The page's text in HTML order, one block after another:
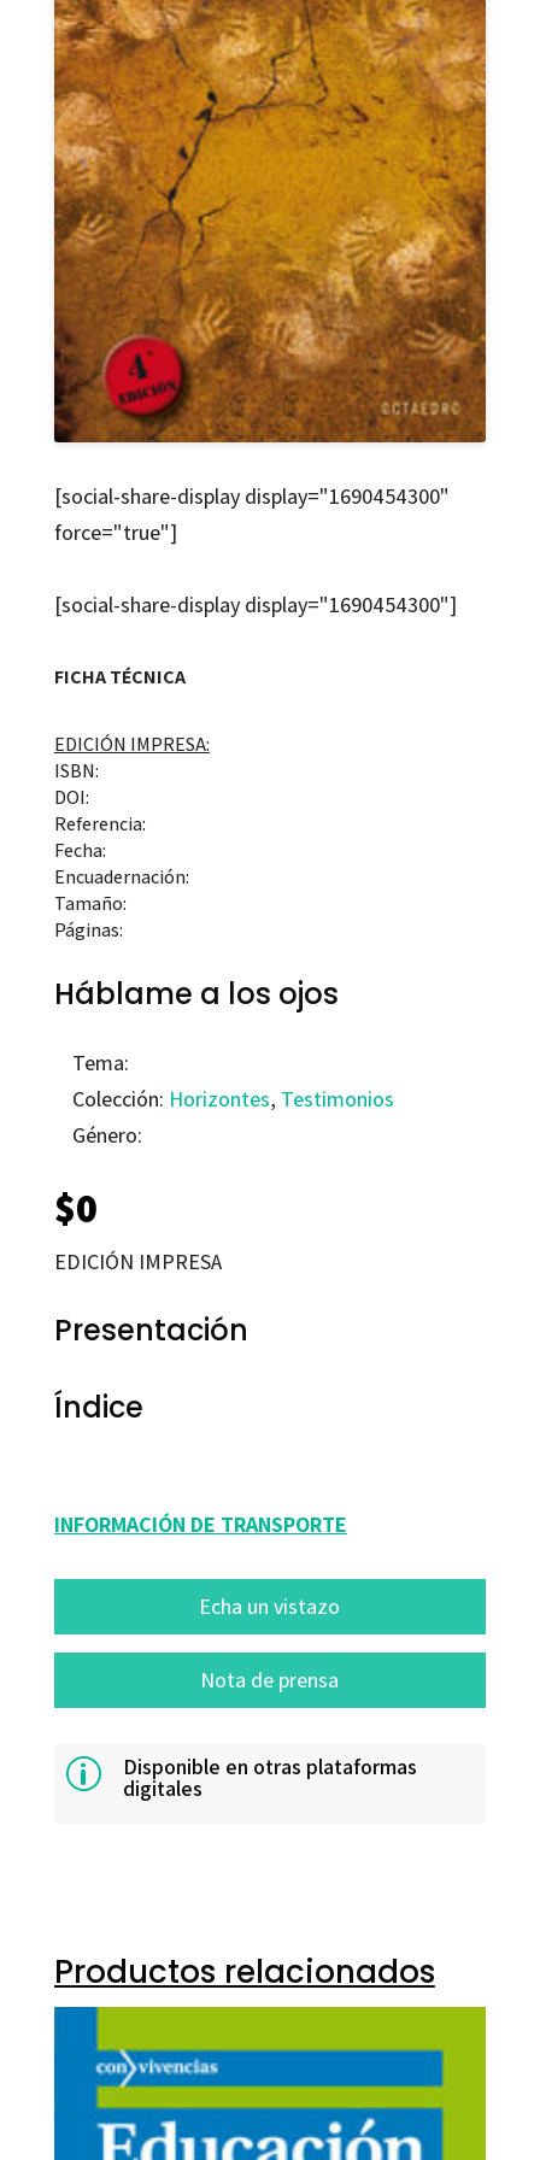
[social-share-display display="1690454300"
force="true"]
[social-share-display display="1690454300"]
FICHA TÉCNICA
EDICIÓN IMPRESA:
ISBN:
DOI:
Referencia:
Fecha:
Encuadernación:
Tamaño:
Páginas:
Háblame a los ojos
Tema:
Colección: Horizontes, Testimonios
Género:
$0
EDICIÓN IMPRESA
Presentación
Índice
INFORMACIÓN DE TRANSPORTE
Echa un vistazo
Nota de prensa
p Disponible en otras plataformas
digitales
Productos relacionados